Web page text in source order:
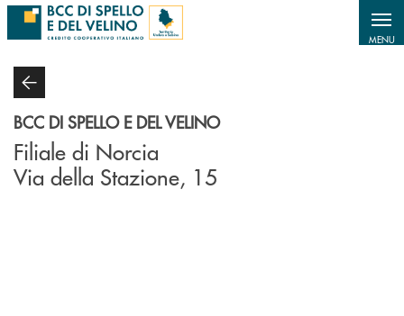
Salta al contenuto principale
MENU
BCC DI SPELLO E DEL VELINO
Filiale di Norcia
Via della Stazione, 15